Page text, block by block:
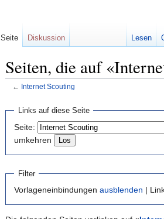
Seiten, die auf
← Internet Scouting
Navigation
springen
springen
Links auf diese Seite
Seite:
umkehren
Filter
Vorlageneinbindungen ausblenden |
Seite Diskussion Lesen